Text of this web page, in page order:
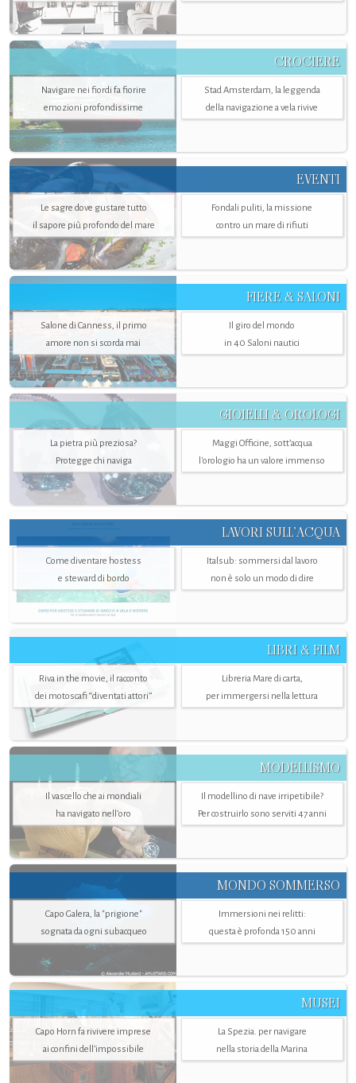
CROCIERE
Navigare nei fiordi fa fiorire
emozioni profondissime
Stad Amsterdam, la leggenda
della navigazione a vela rivive
EVENTI
Le sagre dove gustare tutto
il sapore più profondo del mare
Fondali puliti, la missione
contro un mare di rifiuti
FIERE & SALONI
Salone di Canness, il primo
amore non si scorda mai
Il giro del mondo
in 40 Saloni nautici
GIOIELLI & OROLOGI
La pietra più preziosa?
Protegge chi naviga
Maggi Officine, sott’acqua
l'orologio ha un valore immenso
LAVORI SULL’ACQUA
Come diventare hostess
e steward di bordo
Italsub: sommersi dal lavoro
non è solo un modo di dire
LIBRI & FILM
Riva in the movie, il racconto
dei motoscafi “diventati attori”
Libreria Mare di carta,
per immergersi nella lettura
MODELLISMO
Il vascello che ai mondiali
ha navigato nell’oro
Il modellino di nave irripetibile?
Per costruirlo sono serviti 47 anni
MONDO SOMMERSO
Capo Galera, la "prigione"
sognata da ogni subacqueo
Immersioni nei relitti:
questa è profonda 150 anni
MUSEI
Capo Horn fa rivivere imprese
ai confini dell’impossibile
La Spezia. per navigare
nella storia della Marina